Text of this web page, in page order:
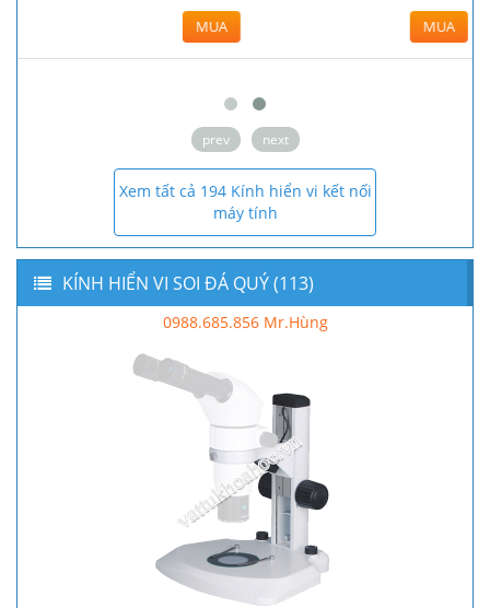
MUA MUA
prev next
Xem tất cả 194 Kính hiển vi kết nối
máy tính
KÍNH HIỂN VI SOI ĐÁ QUÝ (113)
0988.685.856 Mr.Hùng